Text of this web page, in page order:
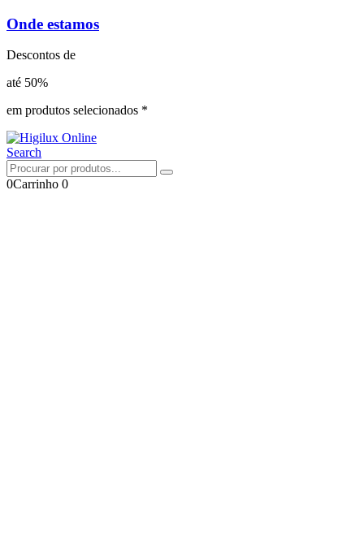
Onde estamos
Descontos de
até 50%
em produtos selecionados *
Search
0Carrinho 0